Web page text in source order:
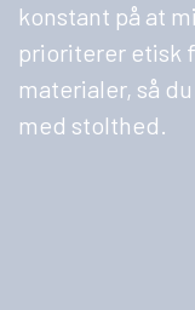
konstant på at
prioriterer etisk
materialer, så
med stolthed.